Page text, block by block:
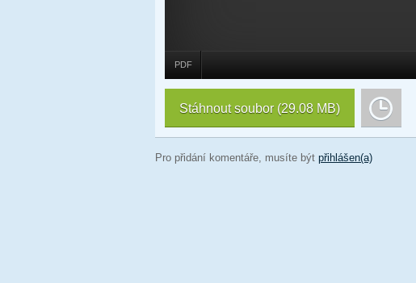
PDF
Stáhnout soubor (29.08 MB)
Pro přidání komentáře, musíte být přihlášen(a)